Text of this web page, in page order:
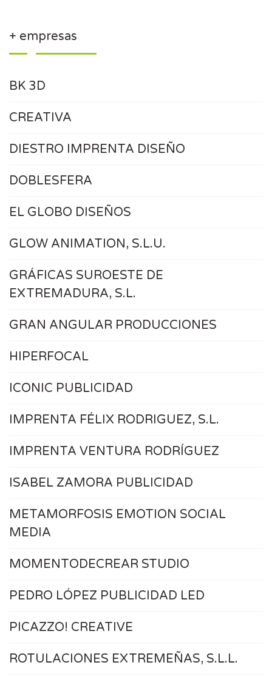
+ empresas
BK 3D
CREATIVA
DIESTRO IMPRENTA DISEÑO
DOBLESFERA
EL GLOBO DISEÑOS
GLOW ANIMATION, S.L.U.
GRÁFICAS SUROESTE DE
EXTREMADURA, S.L.
GRAN ANGULAR PRODUCCIONES
HIPERFOCAL
ICONIC PUBLICIDAD
IMPRENTA FÉLIX RODRIGUEZ, S.L.
IMPRENTA VENTURA RODRÍGUEZ
ISABEL ZAMORA PUBLICIDAD
METAMORFOSIS EMOTION SOCIAL
MEDIA
MOMENTODECREAR STUDIO
PEDRO LÓPEZ PUBLICIDAD LED
PICAZZO! CREATIVE
ROTULACIONES EXTREMEÑAS, S.L.L.